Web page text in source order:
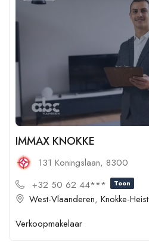
IMMAX KNOKKE
131 Koningslaan, 8300
+32 50 62 44***
Toon
West-Vlaanderen, Knokke-Heist
Verkoopmakelaar